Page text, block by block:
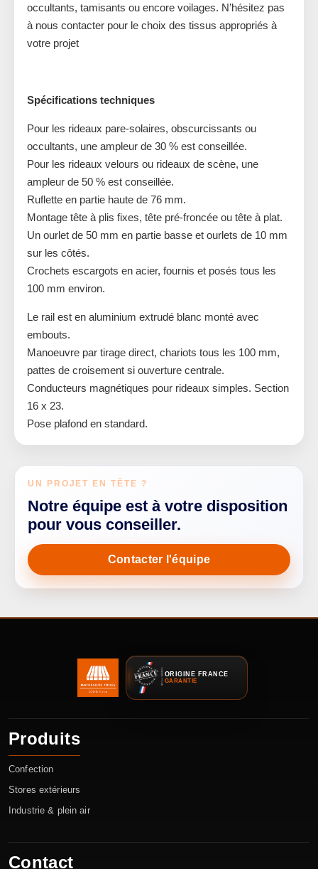
occultants, tamisants ou encore voilages. N’hésitez pas
à nous contacter pour le choix des tissus appropriés à
votre projet
Spécifications techniques
Pour les rideaux pare-solaires, obscurcissants ou
occultants, une ampleur de 30 % est conseillée.
Pour les rideaux velours ou rideaux de scène, une
ampleur de 50 % est conseillée.
Ruflette en partie haute de 76 mm.
Montage tête à plis fixes, tête pré-froncée ou tête à plat.
Un ourlet de 50 mm en partie basse et ourlets de 10 mm
sur les côtés.
Crochets escargots en acier, fournis et posés tous les
100 mm environ.
Le rail est en aluminium extrudé blanc monté avec
embouts.
Manoeuvre par tirage direct, chariots tous les 100 mm,
pattes de croisement si ouverture centrale.
Conducteurs magnétiques pour rideaux simples. Section
16 x 23.
Pose plafond en standard.
UN PROJET EN TÊTE ?
Notre équipe est à votre disposition
pour vous conseiller.
Contacter l'équipe
ORIGINE FRANCE
GARANTIE
Produits
Confection
Stores extérieurs
Industrie & plein air
Contact